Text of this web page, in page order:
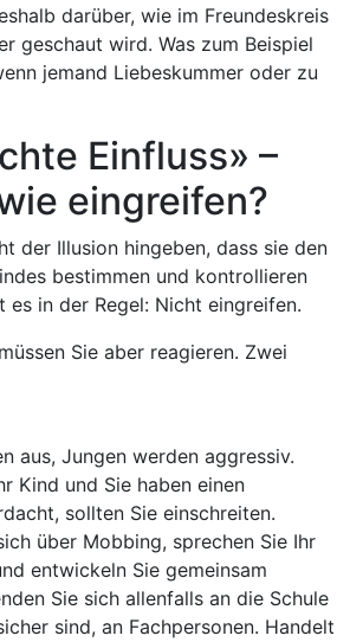
darüber, wie im Freundeskreis
geschaut wird. Was zum Beispiel
jemand Liebeskummer oder zu
Einfluss» –
eingreifen?
der Illusion hingeben, dass sie den
bestimmen und kontrollieren
es in der Regel: Nicht eingreifen.
Sie aber reagieren. Zwei
aus, Jungen werden aggressiv.
Kind und Sie haben einen
sollten Sie einschreiten.
über Mobbing, sprechen Sie Ihr
entwickeln Sie gemeinsam
Sie sich allenfalls an die Schule
sind, an Fachpersonen. Handelt